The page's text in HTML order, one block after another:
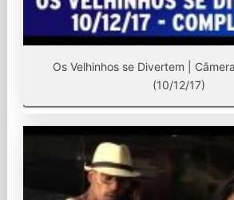
Os Velhinhos se Divertem |
(10/12/17)